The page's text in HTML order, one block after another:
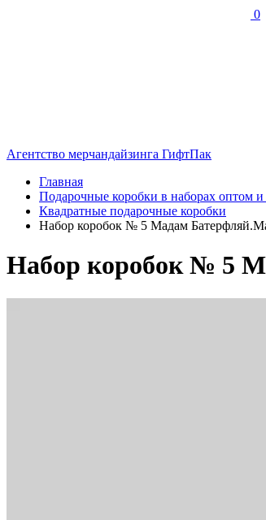
0
Агентство мерчандайзинга ГифтПак
Главная
Подарочные коробки в наборах оптом
Квадратные подарочные коробки
Набор коробок № 5 Мадам
Набор коробок № 5